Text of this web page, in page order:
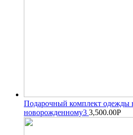
Подарочный комплект одежды
новорожденному3 3,500.00Р